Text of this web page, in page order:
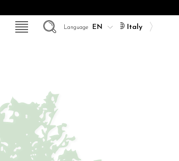
Italy
Language